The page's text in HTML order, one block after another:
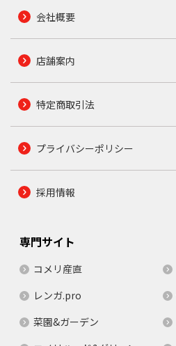
会社概要
店舗案内
特定商取引法
プライバシーポリシー
採用情報
専門サイト
コメリ産直
レンガ.pro
菜園&ガーデン